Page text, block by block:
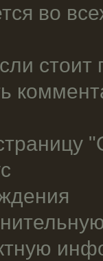
во
стоит